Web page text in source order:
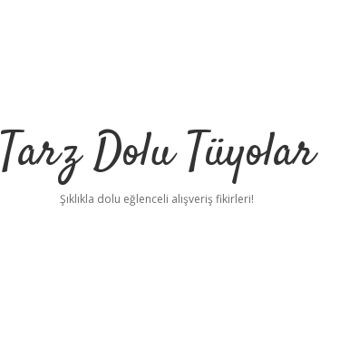
Tarz Dolu Tüyolar
Şıklıkla dolu eğlenceli alışveriş fikirleri!